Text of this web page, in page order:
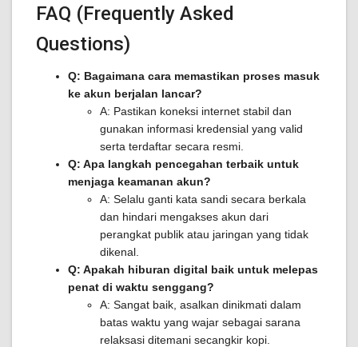
FAQ (Frequently Asked
Questions)
Q: Bagaimana cara memastikan proses masuk
ke akun berjalan lancar?
A: Pastikan koneksi internet stabil dan
gunakan informasi kredensial yang valid
serta terdaftar secara resmi.
Q: Apa langkah pencegahan terbaik untuk
menjaga keamanan akun?
A: Selalu ganti kata sandi secara berkala
dan hindari mengakses akun dari
perangkat publik atau jaringan yang tidak
dikenal.
Q: Apakah hiburan digital baik untuk melepas
penat di waktu senggang?
A: Sangat baik, asalkan dinikmati dalam
batas waktu yang wajar sebagai sarana
relaksasi ditemani secangkir kopi.